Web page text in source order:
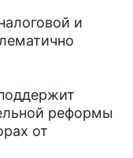
и
реформы
от